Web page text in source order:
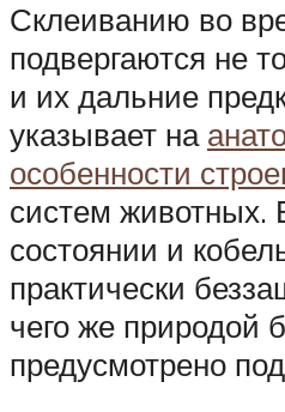
Склеиванию во
подвергаются не
и их дальние
указывает на
особенности
систем животных.
состоянии и
практически
чего же природой
предусмотрено